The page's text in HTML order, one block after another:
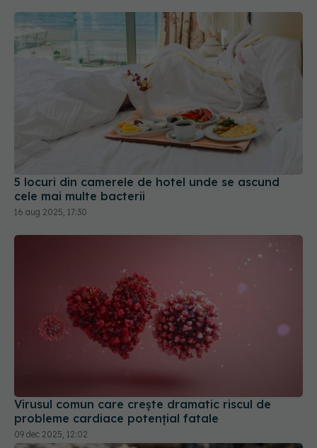
5 locuri din camerele de hotel unde se ascund
cele mai multe bacterii
16 aug 2025, 17:30
Virusul comun care crește dramatic riscul de
probleme cardiace potențial fatale
09 dec 2025, 12:02